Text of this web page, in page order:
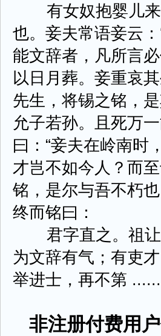
有女奴抱婴儿来
也。妾夫常语妾云
能文辞者，凡所言
以日月葬。妾重哀
先生，将锡之铭，
允子若孙。且死万
曰：“妾夫在岭南时
才岂不如今人？而
铭，是尔与吾不朽
终而铭曰：
君字直之。祖让
为文辞有气；有吏
举进士，再不第 ......
非注册付费用